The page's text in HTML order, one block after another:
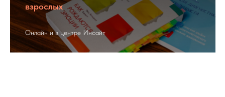
взрослых
Онлайн и в центре Инсайт